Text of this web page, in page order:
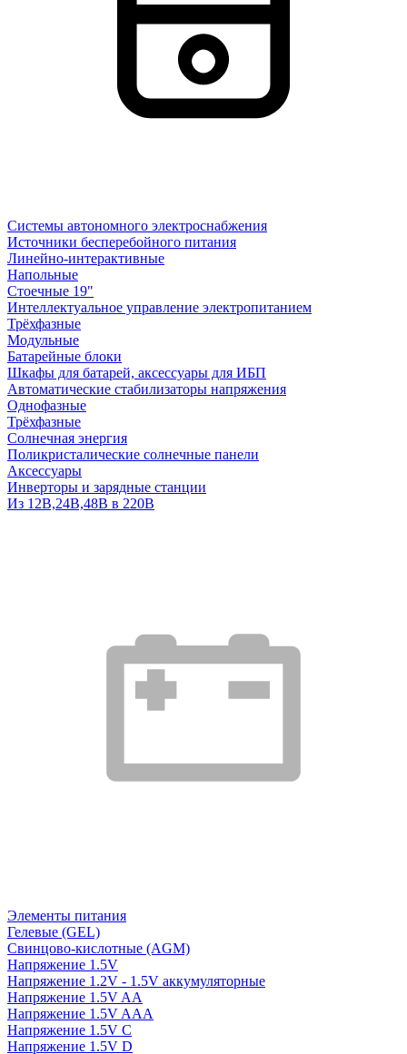
Системы автономного электроснабжения
Источники бесперебойного питания
Линейно-интерактивные
Напольные
Стоечные 19"
Интеллектуальное управление электропитанием
Трёхфазные
Модульные
Батарейные блоки
Шкафы для батарей, аксессуары для ИБП
Автоматические стабилизаторы напряжения
Однофазные
Трёхфазные
Солнечная энергия
Поликристалические солнечные панели
Аксессуары
Инверторы и зарядные станции
Из 12В,24В,48В в 220В
Элементы питания
Гелевые (GEL)
Свинцово-кислотные (AGM)
Напряжение 1.5V
Напряжение 1.2V - 1.5V аккумуляторные
Напряжение 1.5V AA
Напряжение 1.5V AAA
Напряжение 1.5V C
Напряжение 1.5V D